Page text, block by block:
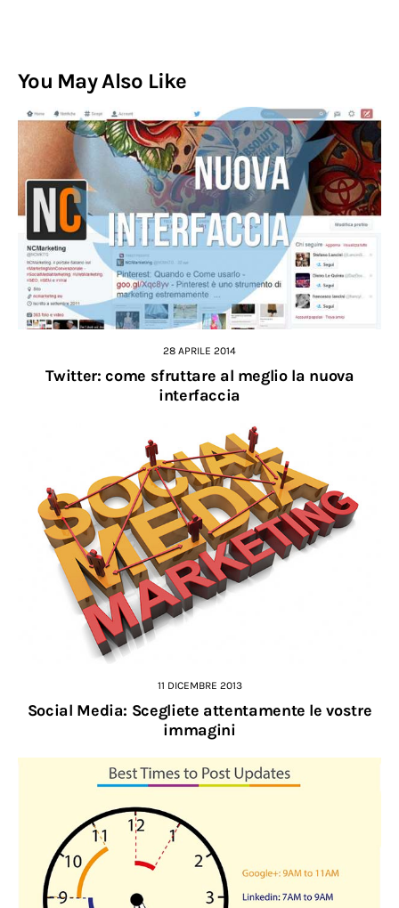
You May Also Like
28 APRILE 2014
Twitter: come sfruttare al meglio la nuova
interfaccia
11 DICEMBRE 2013
Social Media: Scegliete attentamente le vostre
immagini